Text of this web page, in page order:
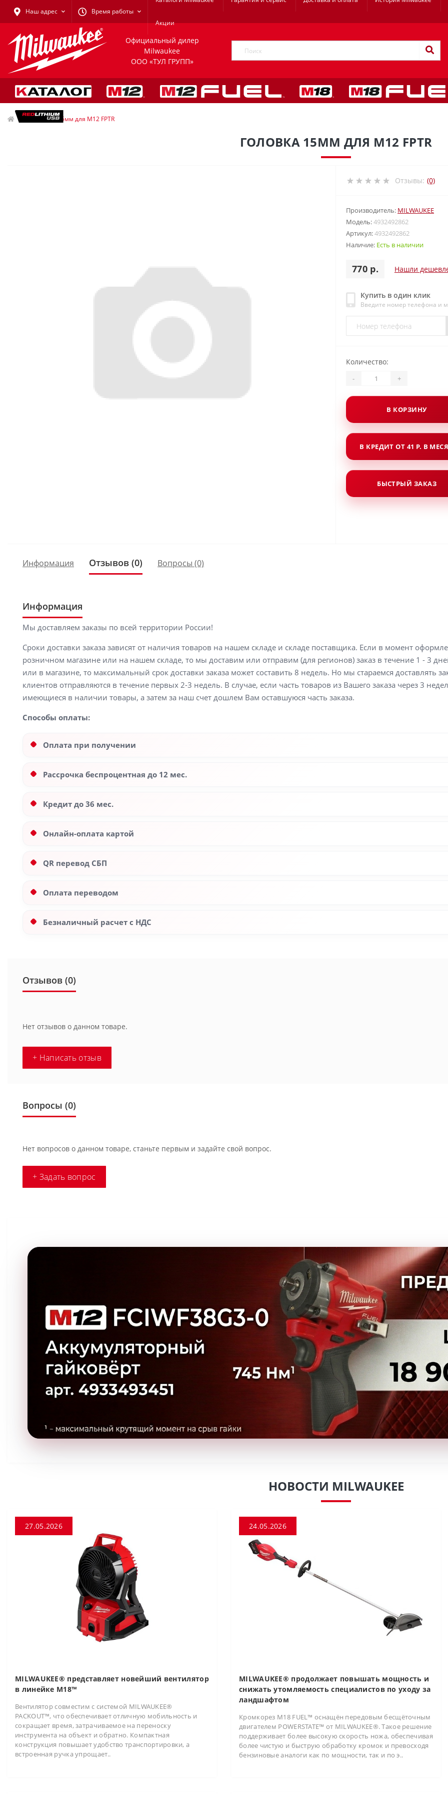
Наш адрес Время работы
Акции
Официальный дилер
Milwaukee
ООО «ТУЛ ГРУПП»
Головка 15мм для M12 FPTR
ГОЛОВКА 15ММ ДЛЯ M12 FPTR
Отзывы: (0)
Производитель: MILWAUKEE
Модель:4932492862
Артикул:4932492862
Наличие: Есть в наличии
770 р. Нашли
Купить в один клик
Введите номер телефона и
Количество:
- +
В КОРЗИНУ
В КРЕДИТ ОТ 41 Р. В
БЫСТРЫЙ ЗАКАЗ
Информация Отзывов (0) Вопросы (0)
Информация
Мы доставляем заказы по всей территории России!
Сроки доставки заказа зависят от наличия товаров на нашем складе и складе поставщика. Если в момент
розничном магазине или на нашем складе, то мы доставим или отправим (для регионов) заказ в течение 1 - 3
или в магазине, то максимальный срок доставки заказа может составить 8 недель. Но мы стараемся доставлять
клиентов отправляются в течение первых 2-3 недель. В случае, если часть товаров из Вашего заказа через 3
имеющиеся в наличии товары, а затем за наш счет дошлем Вам оставшуюся часть заказа.
Способы оплаты:
Оплата при получении
Рассрочка беспроцентная до 12 мес.
Кредит до 36 мес.
Онлайн-оплата картой
QR перевод СБП
Оплата переводом
Безналичный расчет с НДС
Отзывов (0)
Нет отзывов о данном товаре.
+ Написать отзыв
Вопросы (0)
Нет вопросов о данном товаре, станьте первым и задайте свой вопрос.
+ Задать вопрос
НОВОСТИ MILWAUKEE
27.05.2026
MILWAUKEE® представляет новейший вентилятор
в линейке M18™
Вентилятор совместим с системой MILWAUKEE®
PACKOUT™, что обеспечивает отличную мобильность и
сокращает время, затрачиваемое на переноску
инструмента на объект и обратно. Компактная
конструкция повышает удобство транспортировки, а
встроенная ручка упрощает..
24.05.2026
MILWAUKEE® продолжает повышать мощность и
снижать утомляемость специалистов по уходу за
ландшафтом
Кромкорез M18 FUEL™ оснащён передовым бесщёточным
двигателем POWERSTATE™ от MILWAUKEE®. Такое решение
поддерживает более высокую скорость ножа, обеспечивая
более чистую и быструю обработку кромок и превосходя
бензиновые аналоги как по мощности, так и по э..